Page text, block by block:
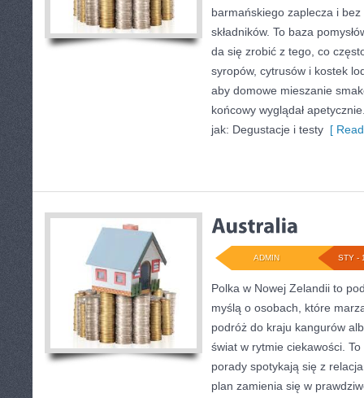
barmańskiego zaplecza i
składników. To baza
da się zrobić z tego, co
syropów, cytrusów i kostek
aby domowe mieszanie
końcowy wyglądał
jak: Degustacje i testy [
STY -
ADMIN
Polka w Nowej Zelandii to
myślą o osobach, które
podróż do kraju kangurów
świat w rytmie ciekawości.
porady spotykają się z
plan zamienia się w